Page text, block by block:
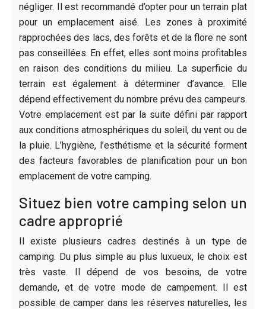
négliger. Il est recommandé d’opter pour un terrain plat
pour un emplacement aisé. Les zones à proximité
rapprochées des lacs, des forêts et de la flore ne sont
pas conseillées. En effet, elles sont moins profitables
en raison des conditions du milieu. La superficie du
terrain est également à déterminer d’avance. Elle
dépend effectivement du nombre prévu des campeurs.
Votre emplacement est par la suite défini par rapport
aux conditions atmosphériques du soleil, du vent ou de
la pluie. L’hygiène, l’esthétisme et la sécurité forment
des facteurs favorables de planification pour un bon
emplacement de votre camping.
Situez bien votre camping selon un
cadre approprié
Il existe plusieurs cadres destinés à un type de
camping. Du plus simple au plus luxueux, le choix est
très vaste. Il dépend de vos besoins, de votre
demande, et de votre mode de campement. Il est
possible de camper dans les réserves naturelles, les